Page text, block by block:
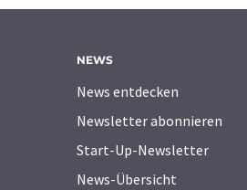
NEWS
News entdecken
Newsletter abonnieren
Start-Up-Newsletter
News-Übersicht